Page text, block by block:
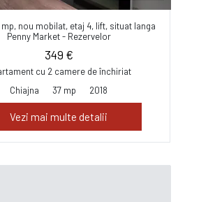
mp, nou mobilat, etaj 4, lift, situat langa
Penny Market - Rezervelor
349 €
cu 2 camere de închiriat
Chiajna
37 mp 2018
Vezi mai multe detalii